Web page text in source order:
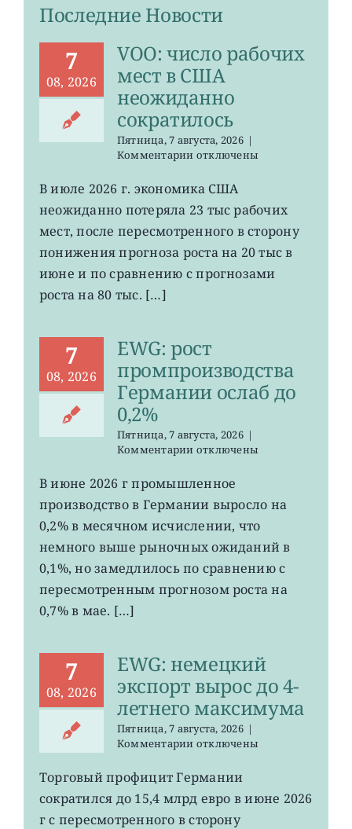
Последние Новости
7
08, 2026
VOO: число рабочих
мест в США
неожиданно
сократилось
Пятница, 7 августа, 2026 |
Комментариик
VOO:
рабочих
мест
США
неожиданно
отключены
В июле 2026 г. экономика США
неожиданно потеряла 23 тыс рабочих
мест, после пересмотренного в сторону
понижения прогноза роста на 20 тыс в
июне и по сравнению с прогнозами
роста на 80 тыс. […]
7
08, 2026
EWG: рост
промпроизводства
Германии ослаб до
0,2%
Пятница, 7 августа, 2026 |
Комментариик
EWG:
рост
промпроизводства
Германии
до
0,2%
отключены
В июне 2026 г промышленное
производство в Германии выросло на
0,2% в месячном исчислении, что
немного выше рыночных ожиданий в
0,1%, но замедлилось по сравнению с
пересмотренным прогнозом роста на
0,7% в мае. […]
7
08, 2026
EWG: немецкий
экспорт вырос до 4-
летнего максимума
Пятница, 7 августа, 2026 |
Комментариик
EWG:
немецкий
экспорт
вырос
отключены
Торговый профицит Германии
сократился до 15,4 млрд евро в июне 2026
г с пересмотренного в сторону